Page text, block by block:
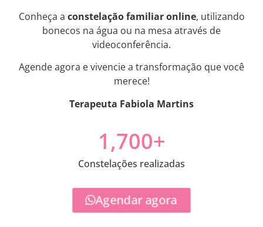
Conheça a constelação familiar online, utilizando
bonecos na água ou na mesa através de
videoconferência.
Agende agora e vivencie a transformação que você
merece!
Terapeuta Fabiola Martins
Constelações realizadas
1,700+
Agendar agora